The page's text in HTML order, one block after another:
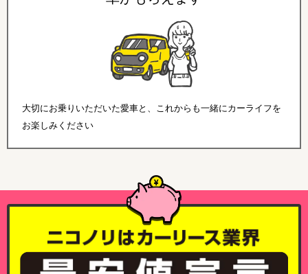
大切にお乗りいただいた愛車と、これからも一緒にカーライフを
お楽しみください